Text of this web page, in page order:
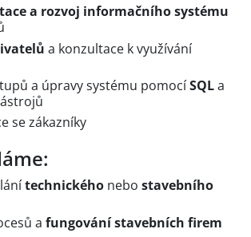
a rozvoj informačního systému
a konzultace k využívání
a úpravy systému pomocíSQLa
se zákazníky
technického nebo stavebního
a fungování stavebních firem